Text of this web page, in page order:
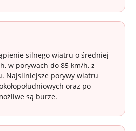
silnego wiatru o średniej
w porywach do 85 km/h, z
Najsilniejsze porywy wiatru
oraz po
są burze.